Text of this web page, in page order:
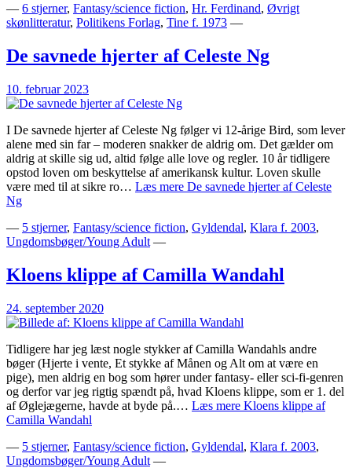
— 6 stjerner, Fantasy/science fiction, Hr. Ferdinand, Øvrigt
skønlitteratur, Politikens Forlag, Tine f. 1973 —
De savnede hjerter af Celeste Ng
10. februar 2023
I De savnede hjerter af Celeste Ng følger vi 12-årige Bird, som lever
alene med sin far – moderen snakker de aldrig om. Det gælder om
aldrig at skille sig ud, altid følge alle love og regler. 10 år tidligere
opstod loven om beskyttelse af amerikansk kultur. Loven skulle
være med til at sikre ro… Læs mere De savnede hjerter af Celeste
Ng
— 5 stjerner, Fantasy/science fiction, Gyldendal, Klara f. 2003,
Ungdomsbøger/Young Adult —
Kloens klippe af Camilla Wandahl
24. september 2020
Tidligere har jeg læst nogle stykker af Camilla Wandahls andre
bøger (Hjerte i vente, Et stykke af Månen og Alt om at være en
pige), men aldrig en bog som hører under fantasy- eller sci-fi-genren
og derfor var jeg rigtig spændt på, hvad Kloens klippe, som er 1. del
af Øglejægerne, havde at byde på.… Læs mere Kloens klippe af
Camilla Wandahl
— 5 stjerner, Fantasy/science fiction, Gyldendal, Klara f. 2003,
Ungdomsbøger/Young Adult —